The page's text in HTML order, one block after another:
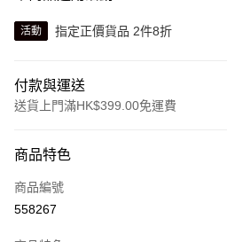
活動 指定正價貨品 2件8折
付款與運送
送貨上門滿HK$399.00免運費
信用卡
線上付款
Alipay, PayMe, WeChat Pay, UnionPay, FPS
商品特色
商品編號
558267